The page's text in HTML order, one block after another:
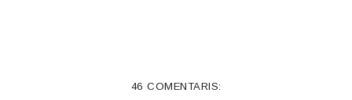
46 COMENTARIS: